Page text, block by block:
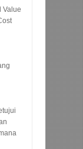
Value